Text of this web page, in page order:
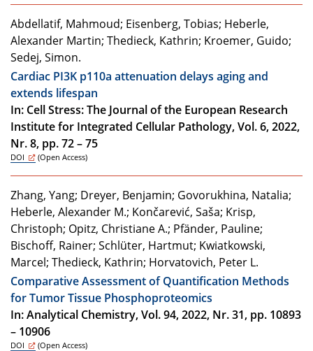
Abdellatif, Mahmoud; Eisenberg, Tobias; Heberle,
Alexander Martin; Thedieck, Kathrin; Kroemer, Guido;
Sedej, Simon.
Cardiac PI3K p110a attenuation delays aging and
extends lifespan
In: Cell Stress: The Journal of the European Research
Institute for Integrated Cellular Pathology, Vol. 6, 2022,
Nr. 8, pp. 72 – 75
DOI (Open Access)
Zhang, Yang; Dreyer, Benjamin; Govorukhina, Natalia;
Heberle, Alexander M.; Končarević, Saša; Krisp,
Christoph; Opitz, Christiane A.; Pfänder, Pauline;
Bischoff, Rainer; Schlüter, Hartmut; Kwiatkowski,
Marcel; Thedieck, Kathrin; Horvatovich, Peter L.
Comparative Assessment of Quantification Methods
for Tumor Tissue Phosphoproteomics
In: Analytical Chemistry, Vol. 94, 2022, Nr. 31, pp. 10893
– 10906
DOI (Open Access)